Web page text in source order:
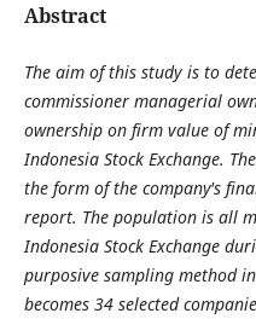
Abstract
The aim of this study is to
commissioner managerial
ownership on firm value of
Indonesia Stock Exchange.
the form of the company's
report. The population is all
Indonesia Stock Exchange
purposive sampling method
becomes 34 selected